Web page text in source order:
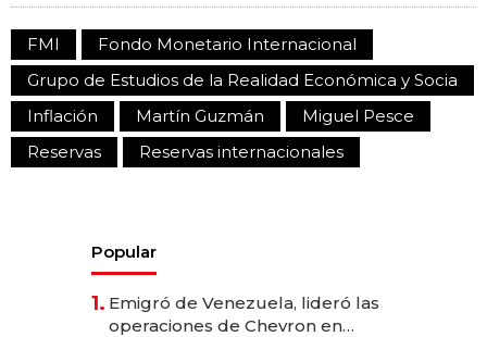
FMI
Fondo Monetario Internacional
Grupo de Estudios de la Realidad Económica y Socia
Inflación
Martín Guzmán
Miguel Pesce
Reservas
Reservas internacionales
Popular
1. Emigró de Venezuela, lideró las
operaciones de Chevron en